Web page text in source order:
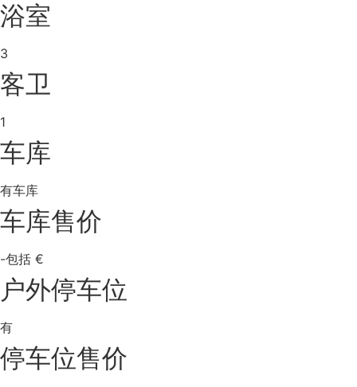
浴室
3
客卫
1
车库
有车库
车库售价
-包括 €
户外停车位
有
停车位售价